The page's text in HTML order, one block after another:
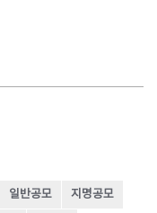
일반공모 지명공모